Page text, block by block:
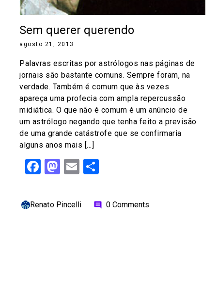
Sem querer querendo
agosto 21, 2013
Palavras escritas por astrólogos nas páginas de
jornais são bastante comuns. Sempre foram, na
verdade. Também é comum que às vezes
apareça uma profecia com ampla repercussão
midiática. O que não é comum é um anúncio de
um astrólogo negando que tenha feito a previsão
de uma grande catástrofe que se confirmaria
alguns anos mais […]
Facebook
Mastodon
Email
Renato Pincelli comment 0 Comments